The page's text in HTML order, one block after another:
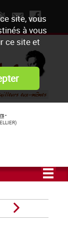
site, vous
à vous
ce site et
-